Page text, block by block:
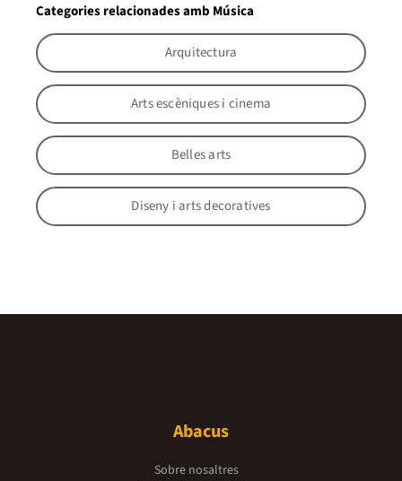
Categories relacionades amb Música
Arquitectura
Arts escèniques i cinema
Belles arts
Diseny i arts decoratives
Abacus
Sobre nosaltres